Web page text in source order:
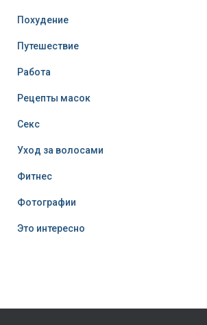
Похудение
Путешествие
Работа
Рецепты масок
Секс
Уход за волосами
Фитнес
Фотографии
Это интересно